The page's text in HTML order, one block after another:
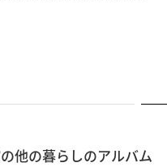
他の暮らしのアルバム